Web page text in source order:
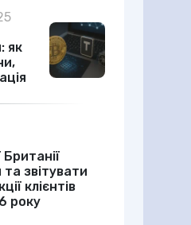
як
звітувати
клієнтів
року